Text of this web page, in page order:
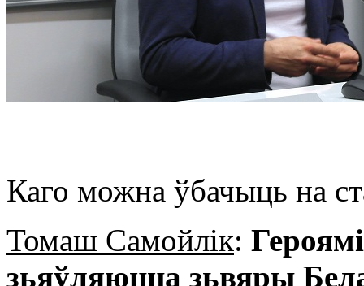
Каго можна ўбачыць на
Томаш Самойлік:
зьяўляюцца зьвяры